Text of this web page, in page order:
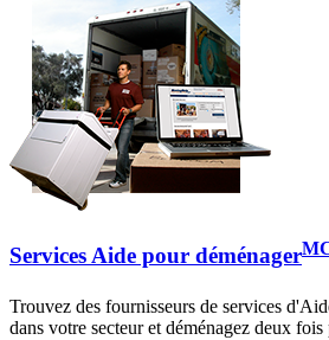
Services Aide pour déménager
Trouvez des fournisseurs de services
dans votre secteur et déménagez deux